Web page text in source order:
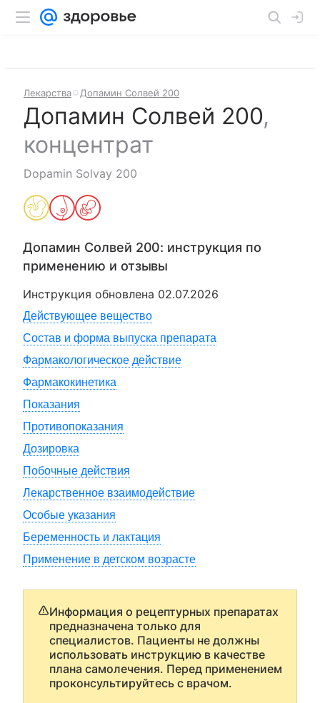
Лекарства Допамин Солвей 200
Допамин Солвей 200,
концентрат
Dopamin Solvay 200
Допамин Солвей 200: инструкция по
применению и отзывы
Инструкция обновлена 02.07.2026
Действующее вещество
Состав и форма выпуска препарата
Фармакологическое действие
Фармакокинетика
Показания
Противопоказания
Дозировка
Побочные действия
Лекарственное взаимодействие
Особые указания
Беременность и лактация
Применение в детском возрасте
Информация о рецептурных препаратах
предназначена только для
специалистов. Пациенты не должны
использовать инструкцию в качестве
плана самолечения. Перед применением
проконсультируйтесь с врачом.